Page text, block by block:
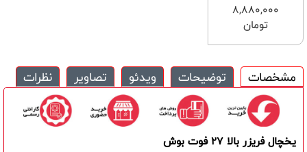
8,880,000
تومان
مشخصات توضیحات ویدئو تصاویر نظرات
یخچال فریزر بالا 27 فوت بوش